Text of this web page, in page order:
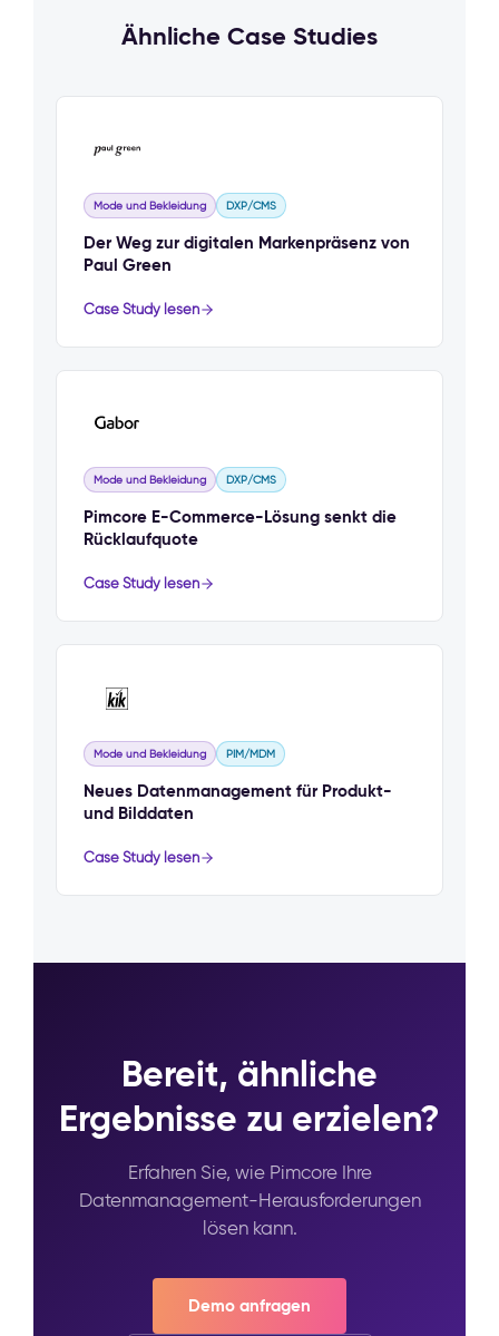
Ähnliche Case Studies
Mode und Bekleidung DXP/CMS
Der Weg zur digitalen Markenpräsenz von
Paul Green
Case Study lesen
Mode und Bekleidung DXP/CMS
Pimcore E-Commerce-Lösung senkt die
Rücklaufquote
Case Study lesen
Mode und Bekleidung PIM/MDM
Neues Datenmanagement für Produkt-
und Bilddaten
Case Study lesen
Bereit, ähnliche
Ergebnisse zu erzielen?
Erfahren Sie, wie Pimcore Ihre
Datenmanagement-Herausforderungen
lösen kann.
Demo anfragen